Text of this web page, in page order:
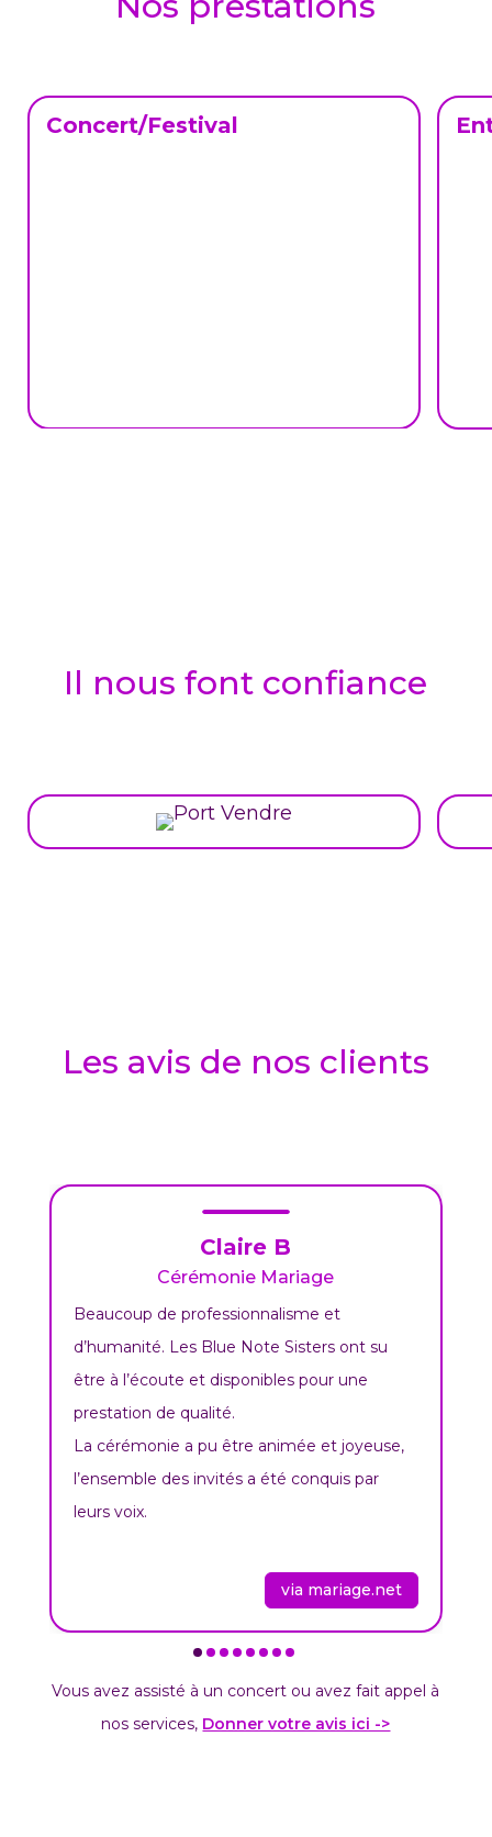
Concert/Festival
Il nous font confiance
Les avis de nos clients
Claire B
Cérémonie Mariage
Beaucoup de professionnalisme et
d’humanité. Les Blue Note Sisters ont su
être à l’écoute et disponibles pour une
prestation de qualité.
La cérémonie a pu être animée et joyeuse,
l’ensemble des invités a été conquis par
leurs voix.
via mariage.net
Vous avez assisté à un concert ou avez fait appel à
nos services, Donner votre avis ici ->